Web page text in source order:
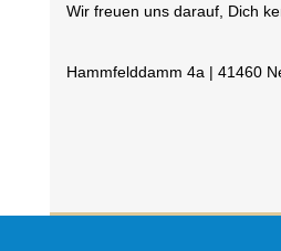
Wir freuen uns darauf, Dich
Hammfelddamm 4a | 41460